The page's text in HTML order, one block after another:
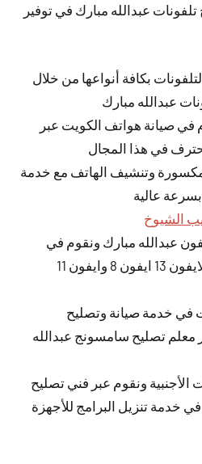
عبدالله مبارك في توفير
بكافة أنواعها من خلال
عبدالله مبارك
في صيانة هواتف الكويت عبر
في هذا المجال
وتنشيف الهاتف مع خدمة
عالية
الشيوخ
عبدالله مبارك ونقوم في
عمل جلبريك للأجهزة الايفون 13 ايفون 8 وايفون 11
في خدمة صيانة وتصليح
معلم تصليح سامسونج عبدالله
الأجنبية ونقوم عبر فني تصليح
خدمة تنزيل البرامج للأجهزة